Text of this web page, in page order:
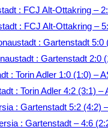
: FCJ Alt-Ottakring –
: FCJ Alt-Ottakring –
: Gartenstadt 5:0
: Gartenstadt 2:0
: Torin Adler 1:0 (1:0) –
: Torin Adler 4:2 (3:1) –
: Gartenstadt 5:2 (4:2)
: Gartenstadt – 4:6